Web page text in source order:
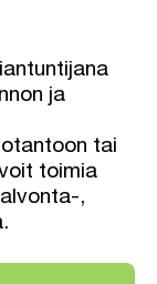
ja
tai
toimia
,